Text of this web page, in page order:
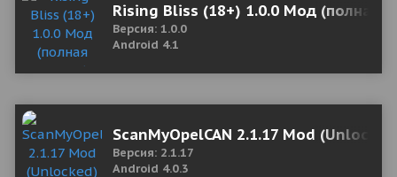
Rising Bliss (18+) 1.0.0 Мод (полная
Версия: 1.0.0
Android 4.1
ScanMyOpelCAN 2.1.17 Mod
Версия: 2.1.17
Android 4.0.3